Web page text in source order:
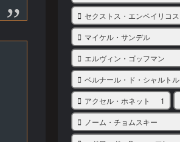
セクストス・エンペイリコス
マイケル・サンデル
エルヴィン・ゴッフマン
ベルナール・ド・シャルトル
アクセル・ホネット 1
ノーム・チョムスキー